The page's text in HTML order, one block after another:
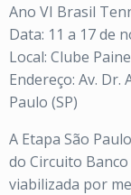
Ano VI Brasil
Data: 11 a 17 de
Local: Clube
Endereço: Av.
Paulo (SP)
A Etapa São
do Circuito
viabilizada por